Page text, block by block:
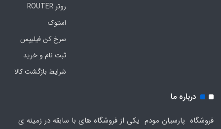
روتر ROUTER
استوک
سرخ کن فیلیپس
ثبت نام و خرید
شرایط بازگشت کالا
درباره ما
فروشگاه پارسیان مودم یکی از فروشگاه های با سابقه در زمینه ی